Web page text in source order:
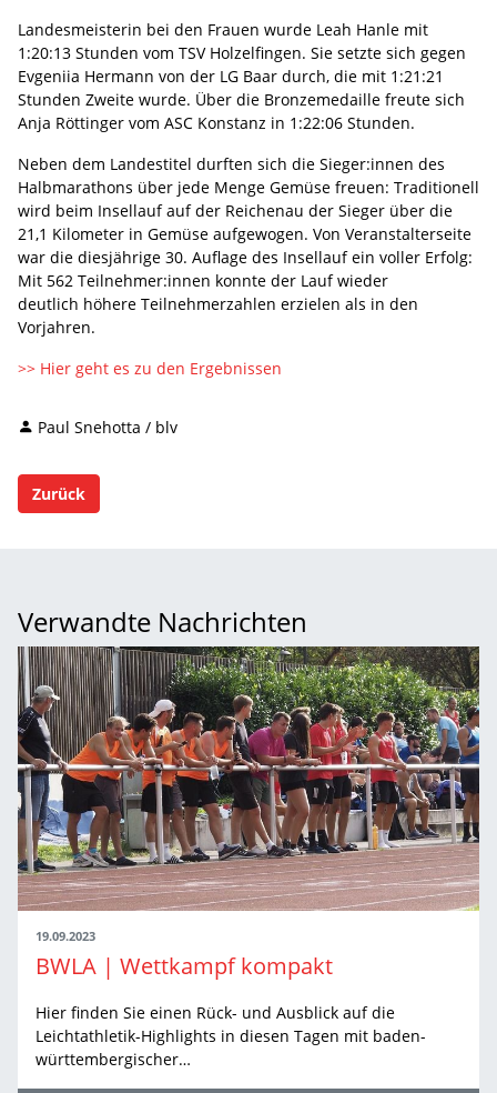
Landesmeisterin bei den Frauen wurde Leah Hanle mit
1:20:13 Stunden vom TSV Holzelfingen. Sie setzte sich gegen
Evgeniia Hermann von der LG Baar durch, die mit 1:21:21
Stunden Zweite wurde. Über die Bronzemedaille freute sich
Anja Röttinger vom ASC Konstanz in 1:22:06 Stunden.
Neben dem Landestitel durften sich die Sieger:innen des
Halbmarathons über jede Menge Gemüse freuen: Traditionell
wird beim Insellauf auf der Reichenau der Sieger über die
21,1 Kilometer in Gemüse aufgewogen. Von Veranstalterseite
war die diesjährige 30. Auflage des Insellauf ein voller Erfolg:
Mit 562 Teilnehmer:innen konnte der Lauf wieder
deutlich höhere Teilnehmerzahlen erzielen als in den
Vorjahren.
>> Hier geht es zu den Ergebnissen
Paul Snehotta / blv
Zurück
Verwandte Nachrichten
19.09.2023
BWLA | Wettkampf kompakt
Hier finden Sie einen Rück- und Ausblick auf die
Leichtathletik-Highlights in diesen Tagen mit baden-
württembergischer…